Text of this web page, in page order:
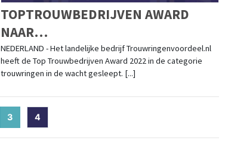
TOPTROUWBEDRIJVEN AWARD
NAAR
TROUWRINGENVOORDEEL.NL: 'WE
ZIJN SUPERTROTS'
NEDERLAND - Het landelijke bedrijf Trouwringenvoordeel.nl
heeft de Top Trouwbedrijven Award 2022 in de categorie
trouwringen in de wacht gesleept. [...]
3(current)
4